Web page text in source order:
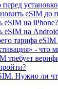
eSIM до
eSIM на iPhone?
eSIM на
тарифа eSIM
- что
требует
Нужно ли